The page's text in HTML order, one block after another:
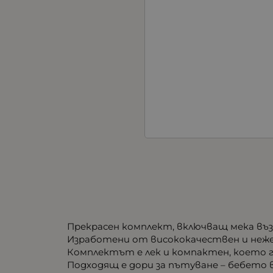
Прекрасен комплект, включващ мека
Изработени от висококачествен и
Комплектът е лек и компактен, което
Подходящ е дори за пътуване – бебето